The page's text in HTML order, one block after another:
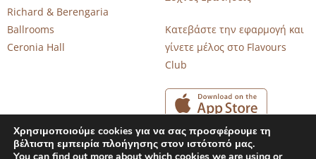
Richard & Berengaria
Ballrooms
Ceronia Hall
Κατεβάστε την εφαρμογή και
γίνετε μέλος στο Flavours
Club
Χρησιμοποιούμε cookies για να σας προσφέρουμε τη
βέλτιστη εμπειρία πλοήγησης στον ιστότοπό μας.